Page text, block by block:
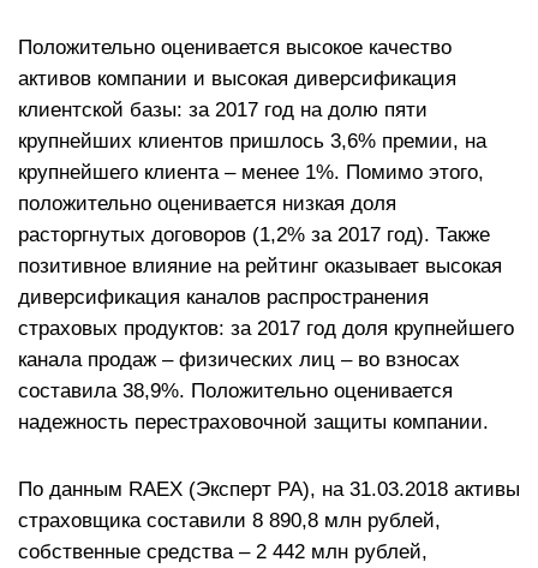
Положительно оценивается высокое качество
активов компании и высокая диверсификация
клиентской базы: за 2017 год на долю пяти
крупнейших клиентов пришлось 3,6% премии, на
крупнейшего клиента – менее 1%. Помимо этого,
положительно оценивается низкая доля
расторгнутых договоров (1,2% за 2017 год). Также
позитивное влияние на рейтинг оказывает высокая
диверсификация каналов распространения
страховых продуктов: за 2017 год доля крупнейшего
канала продаж – физических лиц – во взносах
составила 38,9%. Положительно оценивается
надежность перестраховочной защиты компании.
По данным RAEX (Эксперт РА), на 31.03.2018 активы
страховщика составили 8 890,8 млн рублей,
собственные средства – 2 442 млн рублей,